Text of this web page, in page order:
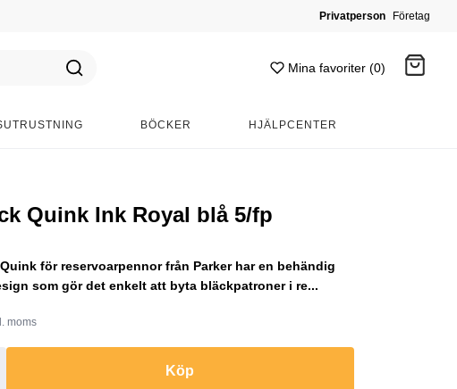
Privatperson Företag
Mina favoriter (0)
BÖCKER HJÄLPCENTER
Quink Ink Royal blå 5/fp
för reservoarpennor från Parker har en behändig
som gör det enkelt att byta bläckpatroner i re...
moms
Köp